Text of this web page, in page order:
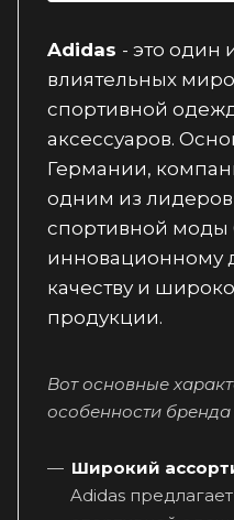
Adidas - это один
влиятельных
спортивной
аксессуаров.
Германии,
одним из лидеров
спортивной моды
инновационному
качеству и
продукции.
Вот основные
особенности бренда
Широкий
Adidas